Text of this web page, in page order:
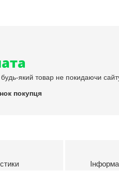
який товар не покидаючи
покупця